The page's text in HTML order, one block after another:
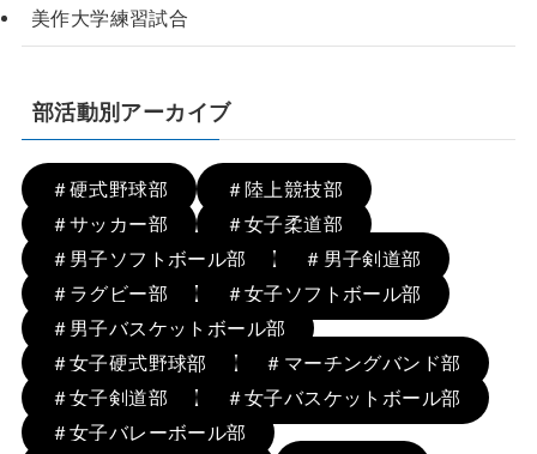
美作大学練習試合
部活動別アーカイブ
＃硬式野球部
＃陸上競技部
＃サッカー部
＃女子柔道部
＃男子ソフトボール部
＃男子剣道部
＃ラグビー部
＃女子ソフトボール部
＃男子バスケットボール部
＃女子硬式野球部
＃マーチングバンド部
＃女子剣道部
＃女子バスケットボール部
＃女子バレーボール部